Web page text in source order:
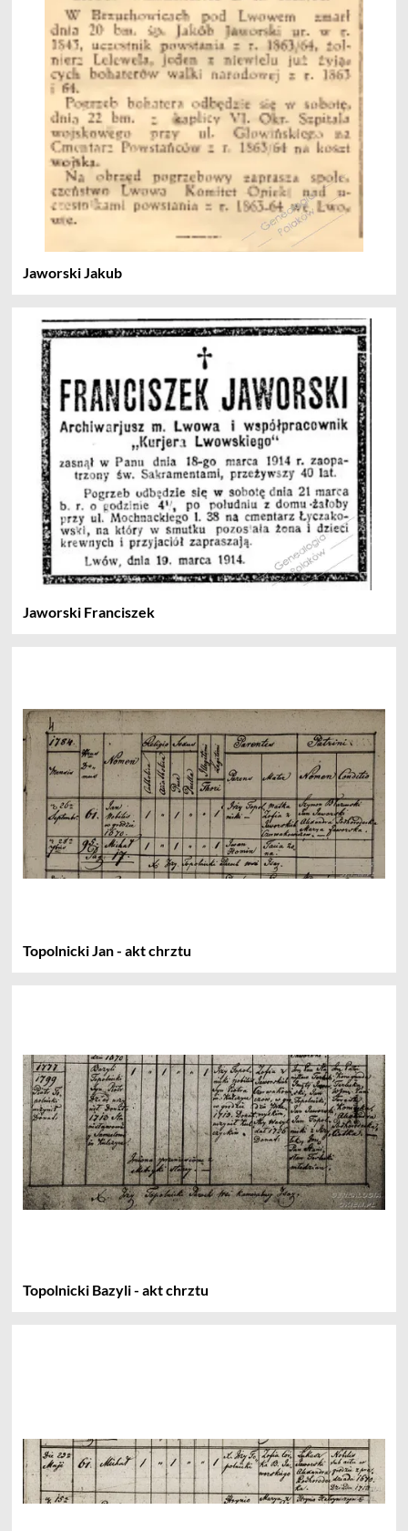
Jaworski Jakub
Jaworski Franciszek
Topolnicki Jan - akt chrztu
Topolnicki Bazyli - akt chrztu